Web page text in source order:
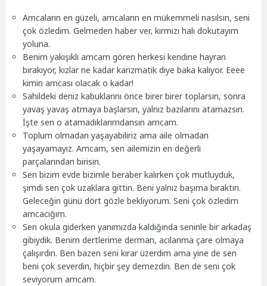
Amcaların en güzeli, amcaların en mükemmeli nasılsın, seni
çok özledim. Gelmeden haber ver, kırmızı halı dokutayım
yoluna.
Benim yakışıklı amcam gören herkesi kendine hayran
bırakıyor, kızlar ne kadar karizmatik diye baka kalıyor. Eeee
kimin amcası olacak o kadar!
Sahildeki deniz kabuklarını önce birer birer toplarsın, sonra
yavaş yavaş atmaya başlarsın, yalnız bazılarını atamazsın.
İşte sen o atamadıklarımdansın amcam.
Toplum olmadan yaşayabiliriz ama aile olmadan
yaşayamayız. Amcam, sen ailemizin en değerli
parçalarından birisin.
Sen bizim evde bizimle beraber kalırken çok mutluyduk,
şimdi sen çok uzaklara gittin. Beni yalnız başıma bıraktın.
Geleceğin günü dört gözle bekliyorum. Seni çok özledim
amcacığım.
Sen okula giderken yanımızda kaldığında seninle bir arkadaş
gibiydik. Benim dertlerime derman, acılarıma çare olmaya
çalışırdın. Ben bazen seni kırar üzerdim ama yine de sen
beni çok severdin, hiçbir şey demezdin. Ben de seni çok
seviyorum amcam.